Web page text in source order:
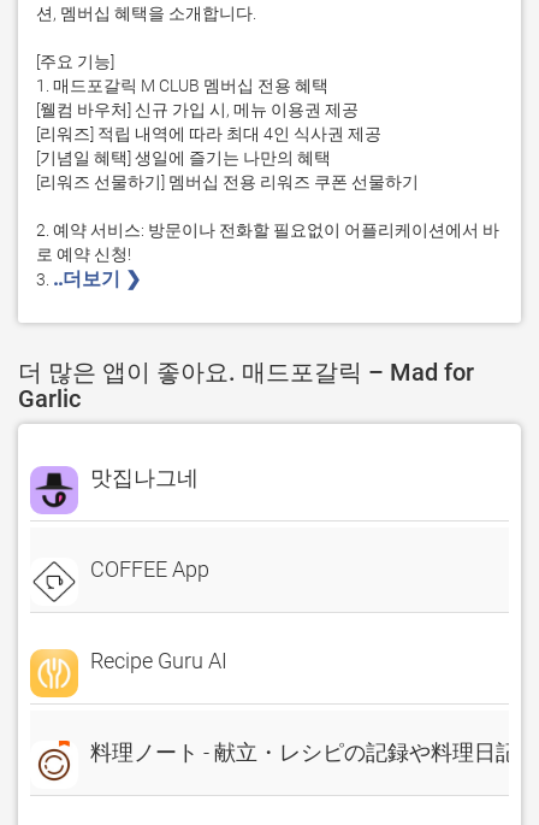
션, 멤버십 혜택을 소개합니다.
[주요 기능]
1. 매드포갈릭 M CLUB 멤버십 전용 혜택
[웰컴 바우처] 신규 가입 시, 메뉴 이용권 제공
[리워즈] 적립 내역에 따라 최대 4인 식사권 제공
[기념일 혜택] 생일에 즐기는 나만의 혜택
[리워즈 선물하기] 멤버십 전용 리워즈 쿠폰 선물하기
2. 예약 서비스: 방문이나 전화할 필요없이 어플리케이션에서 바
로 예약 신청!
3. ..더보기 ❯
더 많은 앱이 좋아요. 매드포갈릭 – Mad for
Garlic
맛집나그네
COFFEE App
Recipe Guru AI
料理ノート - 献立・レシピの記録や料理日記に